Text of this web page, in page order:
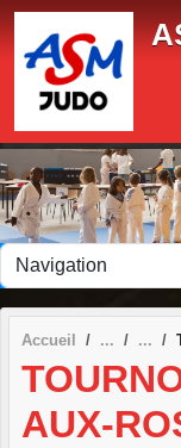
Accueil
AUX-
Panneau de gestion